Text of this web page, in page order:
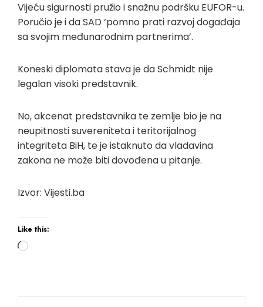
Vijeću sigurnosti pružio i snažnu podršku EUFOR-u.
Poručio je i da SAD ‘pomno prati razvoj događaja
sa svojim međunarodnim partnerima’.
Koneski diplomata stava je da Schmidt nije
legalan visoki predstavnik.
No, akcenat predstavnika te zemlje bio je na
neupitnosti suvereniteta i teritorijalnog
integriteta BiH, te je istaknuto da vladavina
zakona ne može biti dovođena u pitanje.
Izvor: Vijesti.ba
Like this: